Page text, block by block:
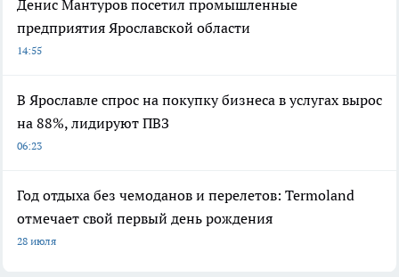
Денис Мантуров посетил промышленные
предприятия Ярославской области
14:55
В Ярославле спрос на покупку бизнеса в услугах вырос
на 88%, лидируют ПВЗ
06:23
Год отдыха без чемоданов и перелетов: Termoland
отмечает свой первый день рождения
28 июля